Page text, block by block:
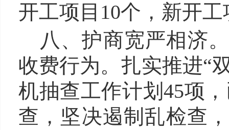
开工项目10个，新开
八、护商宽严相济
收费行为。扎实推进“
机抽查工作计划45项
查，坚决遏制乱检查